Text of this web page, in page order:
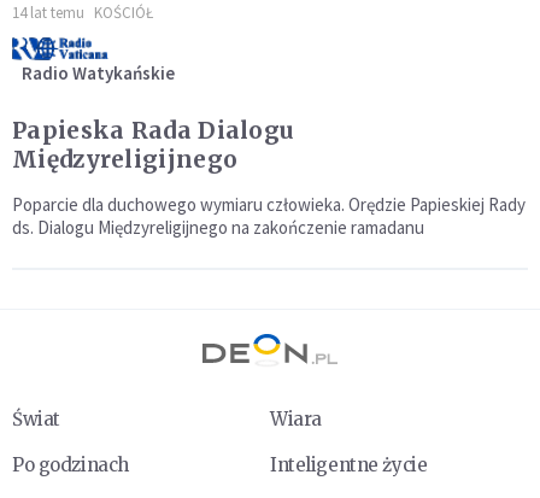
14 lat temu KOŚCIÓŁ
Radio Watykańskie
Papieska Rada Dialogu
Międzyreligijnego
Poparcie dla duchowego wymiaru człowieka. Orędzie Papieskiej Rady
ds. Dialogu Międzyreligijnego na zakończenie ramadanu
Świat
Wiara
Po godzinach
Inteligentne życie